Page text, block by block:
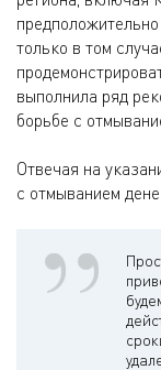
только в том
выполнила ряд
борьбе с
Отвечая на
с отмыванием